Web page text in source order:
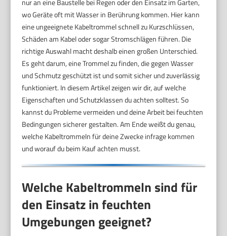
wo Geräte oft mit Wasser in Berührung kommen. Hier kann
eine ungeeignete Kabeltrommel schnell zu Kurzschlüssen,
Schäden am Kabel oder sogar Stromschlägen führen. Die
richtige Auswahl macht deshalb einen großen Unterschied.
Es geht darum, eine Trommel zu finden, die gegen Wasser
und Schmutz geschützt ist und somit sicher und zuverlässig
funktioniert. In diesem Artikel zeigen wir dir, auf welche
Eigenschaften und Schutzklassen du achten solltest. So
kannst du Probleme vermeiden und deine Arbeit bei feuchten
Bedingungen sicherer gestalten. Am Ende weißt du genau,
welche Kabeltrommeln für deine Zwecke infrage kommen
und worauf du beim Kauf achten musst.
Welche Kabeltrommeln sind für
den Einsatz in feuchten
Umgebungen geeignet?